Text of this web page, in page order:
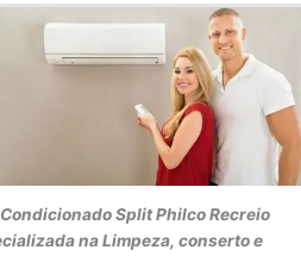
Split PhilcoRecreio
na Limpeza, conserto e